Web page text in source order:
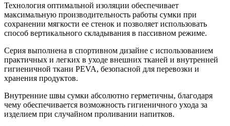
Технология оптимальной изоляции обеспечивает
максимальную производительность работы сумки при
сохранении мягкости ее стенок и позволяет использовать
способ вертикального складывания в пассивном режиме.
Серия выполнена в спортивном дизайне с использованием
практичных и легких в уходе внешних тканей и внутренней
гигиеничной ткани PEVA, безопасной для перевозки и
хранения продуктов.
Внутренние швы сумки абсолютно герметичны, благодаря
чему обеспечивается возможность гигиеничного ухода за
изделием при случайном проливании напитков.